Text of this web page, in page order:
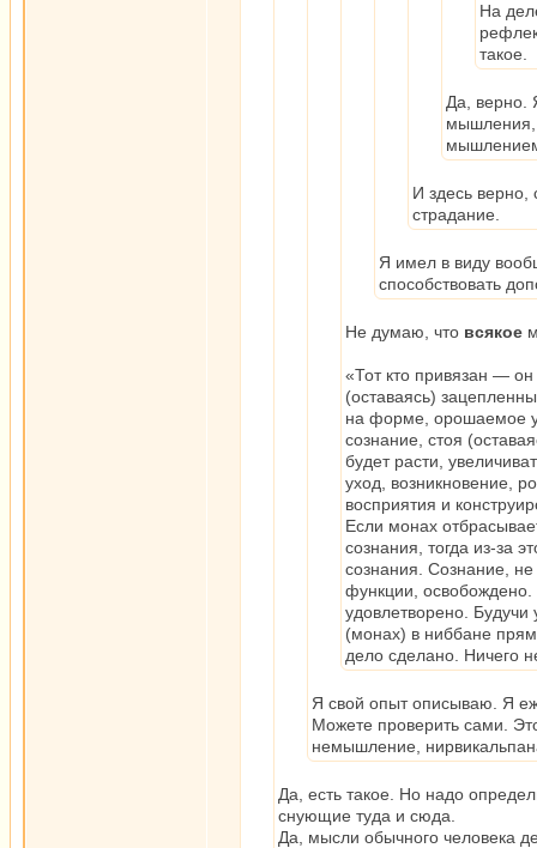
На
такое.
Да, верно.
мышления,
И здесь верно,
страдание.
Я имел в виду
способствовать
Не думаю, что всякое
«Тот кто привязан —
(оставаясь)
на форме, орошаемое
сознание, стоя
будет расти,
уход, возникновение,
восприятия и
Если монах
сознания, тогда из-за
сознания. Сознание,
функции, освобождено.
удовлетворено.
(монах) в ниббане
дело сделано. Ничего
Я свой опыт описываю. Я
Можете проверить сами.
немышление,
Да, есть такое. Но надо
снующие туда и сюда.
Да, мысли обычного человека